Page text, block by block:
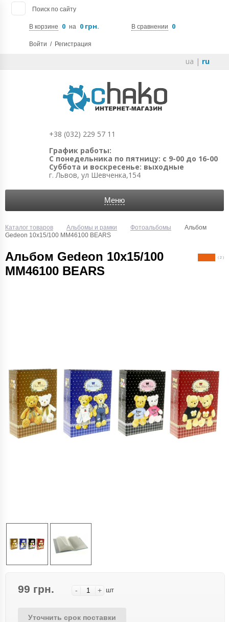
Поиск по сайту
В корзине 0 на 0 грн. В сравнении 0
Войти / Регистрация
ua | ru
+38 (032) 229 57 11
График работы:
С понедельника по пятницу: с 9-00 до 16-00
Суббота и воскресенье: выходные
г. Львов, ул Шевченка,154
Меню
Каталог товаров Альбомы и рамки Фотоальбомы
Альбом
Gedeon 10х15/100 MM46100 BEARS
Альбом Gedeon 10х15/100
MM46100 BEARS
( 2 )
99 грн. - + шт
Уточнить срок поставки